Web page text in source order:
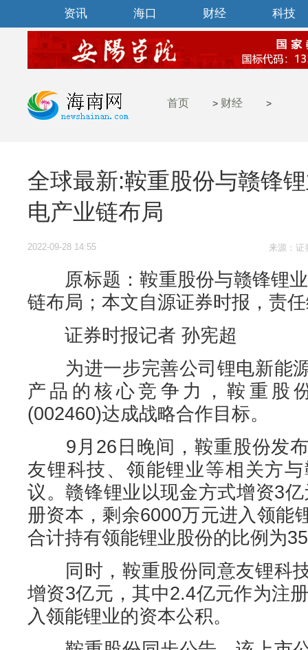
资讯 海口 财经 科技
时尚 汽车 区块
首页 > 财经 >
全球最新:鞍重股份与赣锋
电产业链布局
2022-09-28 14:55 来源：证
原标题：鞍重股份与赣锋锂业
链布局；本文自源证券时报，责
证券时报记者 孙宪超
为进一步完善公司锂电新能
产品的核心竞争力，鞍重股
(002460)达成战略合作目标。
9月26日晚间，鞍重股份发布
友锂科技、领能锂业等相关方
议。赣锋锂业以现金方式增资3
册资本，剩余6000万元进入领能
合计持有领能锂业股份的比例为
同时，鞍重股份同意友锂科
增资3亿元，其中2.4亿元作为注
入领能锂业的资本公积。